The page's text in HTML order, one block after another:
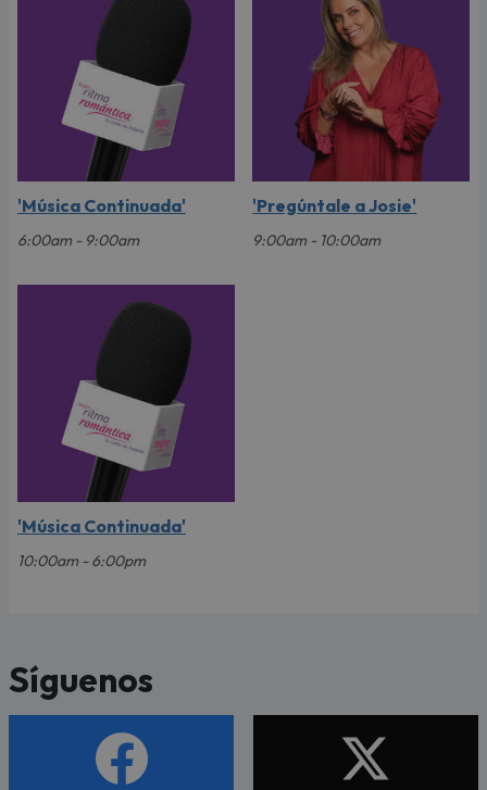
'Música Continuada'
6:00am - 9:00am
'Pregúntale a Josie'
9:00am - 10:00am
'Música Continuada'
10:00am - 6:00pm
Síguenos